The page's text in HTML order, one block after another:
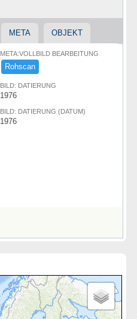
META OBJEKT
META:VOLLBILD BEARBEITUNG
Rohscan
BILD: DATIERUNG
1976
BILD: DATIERUNG (DATUM)
1976